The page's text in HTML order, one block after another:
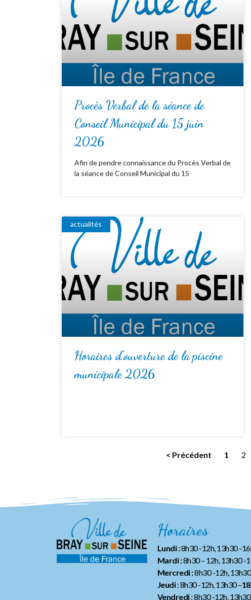
Procès Verbal de la séance de
Conseil Municipal du 15 juin
2026
Afin de pendre connaissance du Procès Verbal de
la séance de Conseil Municipal du 15
actualités
Horaires d’ouverture de la piscine
municipale 2026
< Précédent 1 2
Horaires
Lundi :8h30 -12h, 13h30 -
Mardi :8h30 – 12h, 13h30 -
Mercredi :8h30 -12h,
Jeudi: 8h30 -12h, 13h30 –
Vendredi: 8h30 -12h, 13h30